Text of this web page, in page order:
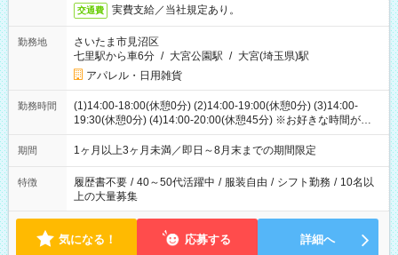
交通費 実費支給／当社規定あり。
勤務地
さいたま市見沼区
七里駅から車6分 / 大宮公園駅 / 大宮(埼玉県)駅
アパレル・日用雑貨
勤務時間
(1)14:00-18:00(休憩0分) (2)14:00-19:00(休憩0分) (3)14:00-
19:30(休憩0分) (4)14:00-20:00(休憩45分) ※お好きな時間が選べ
ます
期間 1ヶ月以上3ヶ月未満／即日～8月末までの期間限定
特徴 履歴書不要 / 40～50代活躍中 / 服装自由 / シフト勤務 / 10名以
上の大量募集
気になる！ 応募する 詳細へ